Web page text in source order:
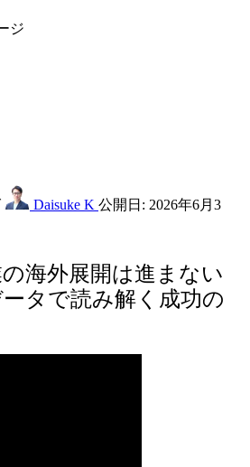
Daisuke K 公開日: 2026年6月3
海外展開は進まない
タで読み解く成功の